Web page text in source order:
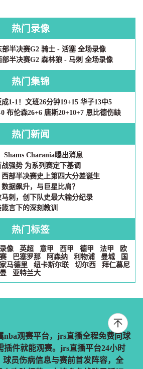
热门录像
部半决赛G2 骑士 - 活塞 全场录像
部半决赛G2 森林狼 - 马刺 全场录像
热门集锦
1-1！文班26分钟19+15 华子13中5
布伦森26+6 唐斯20+10+7 恩比德伤缺
热门新闻
Shams Charania曝出消息
强势 为系列赛定下基调
部半决赛史上第四大分差诞生
据飙升，与巨星比肩？
刺，创下队史最大输分纪录
言下的深刻教训
热门标签
像 英超 意甲 西甲 德甲 法甲
欧
巴塞罗那 阿森纳 利物浦 曼城
国
马德里 纽卡斯尔联 切尔西
拜仁慕尼
亚特兰大
nba观赛平台，jrs直播全程免费向球
插件就能观赛。jrs直播平台24小时
球员伤病信息与赛前首发阵容，全